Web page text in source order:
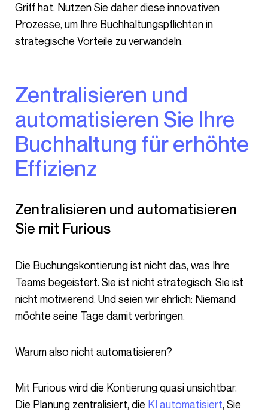
Griff hat. Nutzen Sie daher diese innovativen
Prozesse, um Ihre Buchhaltungspflichten in
strategische Vorteile zu verwandeln.
Zentralisieren und
automatisieren Sie Ihre
Buchhaltung für erhöhte
Effizienz
Zentralisieren und automatisieren
Sie mit Furious
Die Buchungskontierung ist nicht das, was Ihre
Teams begeistert. Sie ist nicht strategisch. Sie ist
nicht motivierend. Und seien wir ehrlich: Niemand
möchte seine Tage damit verbringen.
Warum also nicht automatisieren?
Mit Furious wird die Kontierung quasi unsichtbar.
Die Planung zentralisiert, die KI automatisiert, Sie